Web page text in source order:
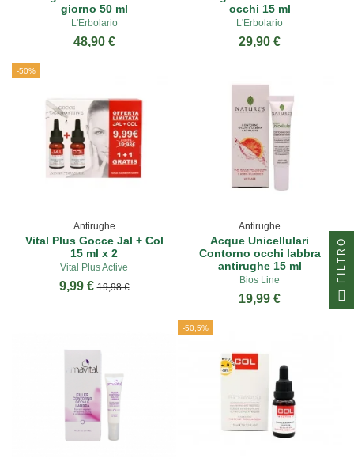
giorno 50 ml
L'Erbolario
48,90 €
occhi 15 ml
L'Erbolario
29,90 €
-50%
Antirughe
Vital Plus Gocce Jal + Col
15 ml x 2
Vital Plus Active
9,99 €19,98 €
Antirughe
Acque Unicellulari
Contorno occhi labbra
antirughe 15 ml
Bios Line
19,99 €
-50,5%
FILTRO